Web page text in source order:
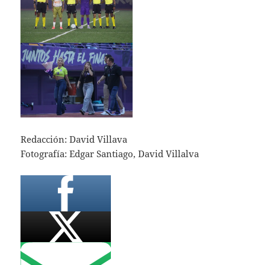
Redacción: David Villava
Fotografía: Edgar Santiago, David Villalva